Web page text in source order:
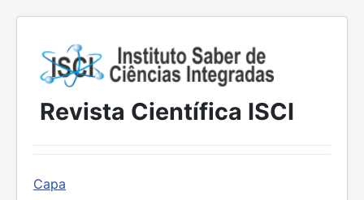
Revista Científica ISCI
Capa